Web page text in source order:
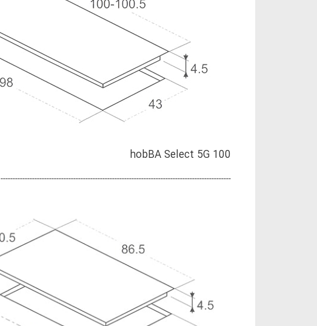
hobBA Select 5G 100
-----------------------------------------------------------------------------------------------